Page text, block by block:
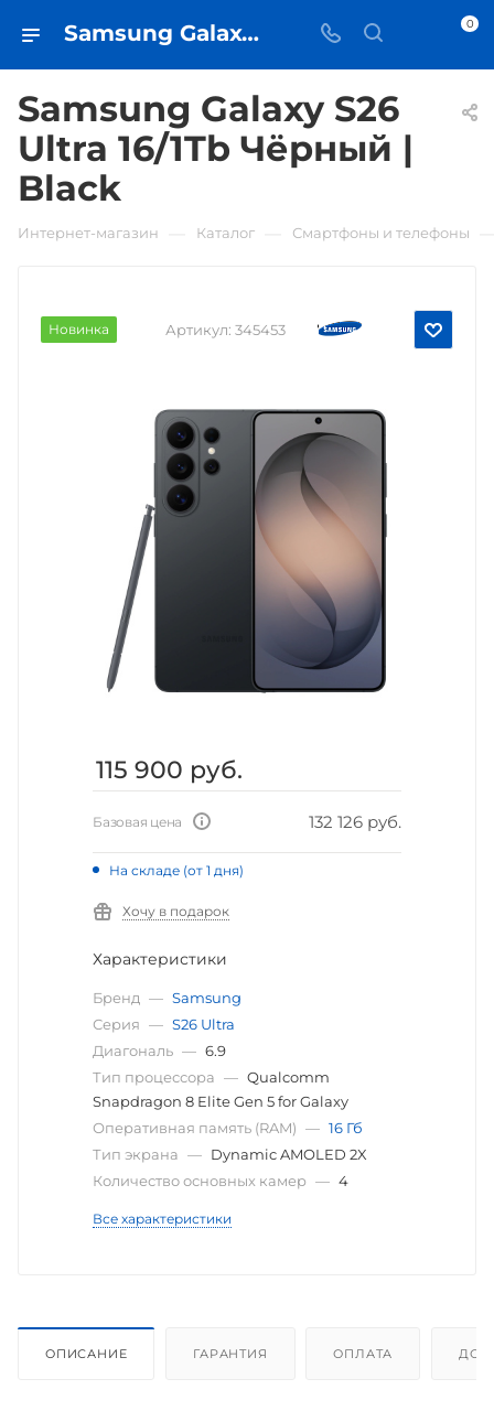
Samsung Galaxy S26 Ultra 16/1Tb Чёрный | Black • купить в Самаре - iЧехол 0
Samsung Galaxy S26
Ultra 16/1Tb Чёрный |
Black
Интернет-магазин Каталог Смартфоны и телефоны
Новинка Артикул: 345453
115 900 руб.
Базовая цена 132 126 руб.
На складе (от 1 дня)
Хочу в подарок
Характеристики
Бренд — Samsung
Серия — S26 Ultra
Диагональ — 6.9
Тип процессора — Qualcomm
Snapdragon 8 Elite Gen 5 for Galaxy
Оперативная память (RAM) — 16 Гб
Тип экрана — Dynamic AMOLED 2X
Количество основных камер — 4
Все характеристики
ОПИСАНИЕ ГАРАНТИЯ ОПЛАТА